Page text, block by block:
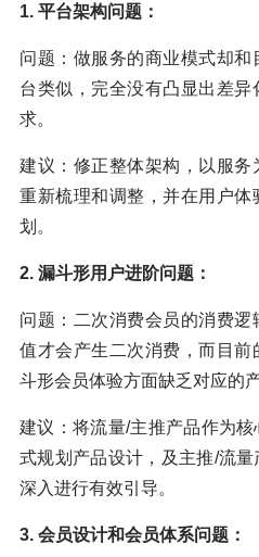
1. 平台架构问题：
问题：做服务的商业模式却
台类似，完全没有凸显出差
求。
建议：修正整体架构，以服
重新梳理和调整，并在用户
划。
2. 漏斗形用户进阶问题：
问题：二次消费会员的消费
值才会产生二次消费，而目
斗形会员体验方面缺乏对应的
建议：将流量/主推产品作为
式规划产品设计，及主推/流
深入进行有效引导。
3. 会员设计和会员体系问题：